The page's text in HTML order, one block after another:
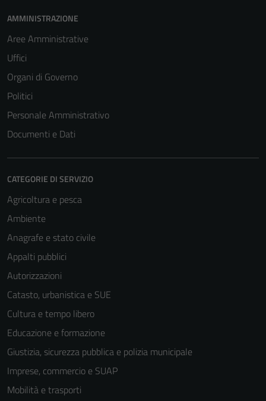
AMMINISTRAZIONE
Aree Amministrative
Uffici
Organi di Governo
Politici
Personale Amministrativo
Documenti e Dati
CATEGORIE DI SERVIZIO
Agricoltura e pesca
Ambiente
Anagrafe e stato civile
Appalti pubblici
Autorizzazioni
Catasto, urbanistica e SUE
Cultura e tempo libero
Educazione e formazione
Giustizia, sicurezza pubblica e polizia municipale
Imprese, commercio e SUAP
Mobilità e trasporti